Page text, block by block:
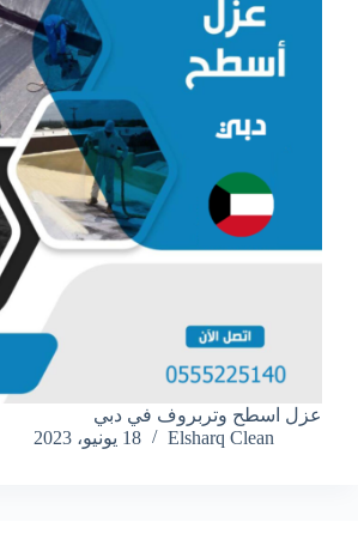
عزل اسطح وتربروف في دبي
Elsharq Clean
18 يونيو، 2023